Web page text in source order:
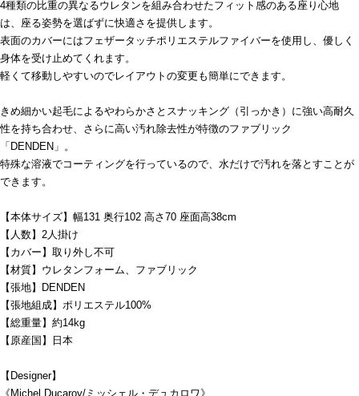
4種類の比重の異なるウレタンを組み合わせたフィット感のある座り心地
は、座る姿勢を選ばずに快適さを提供します。
表面のカバーにはフェザータッチポリエステルファイバーを使用し、優しく
身体を受け止めてくれます。
軽くて移動しやすいのでレイアウトの変更も簡単にできます。
きめ細かい起毛によるやわらかさとスナッキング（引っかき）に強い高耐久
性を持ち合わせ、さらに高い汚れ除去性が特徴のファブリック
「DENDEN」。
特殊な溶液でコーティングを行っているので、水だけで汚れを落とすことが
できます。
【本体サイズ】幅131 奥行102 高さ70 座面高38cm
【人数】2人掛け
【カバー】取り外し不可
【材質】ウレタンフォーム、ファブリック
【張地】DENDEN
【張地組成】ポリエステル100%
【総重量】約14kg
【原産国】日本
【Designer】
《Michel Ducaroy/ミッシェル・デュカロワ》